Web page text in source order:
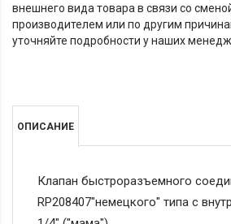
внешнего вида товара в связи со
производителем или по другим
уточняйте подробности у наших
ОПИСАНИЕ
Клапан быстроразъемного
RP208407"немецкого" типа с